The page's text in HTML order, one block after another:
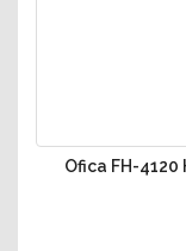
Ofica FH-4120